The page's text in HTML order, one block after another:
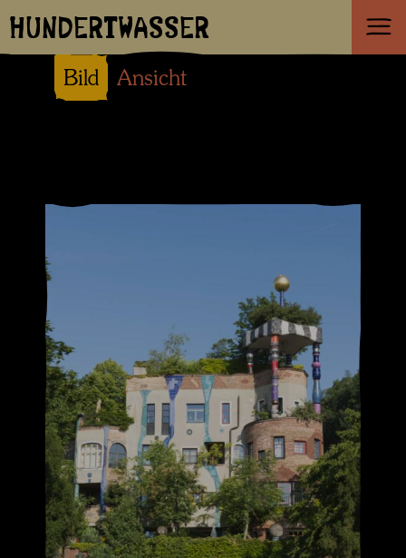
HUNDERTWASSER
Bild Ansicht